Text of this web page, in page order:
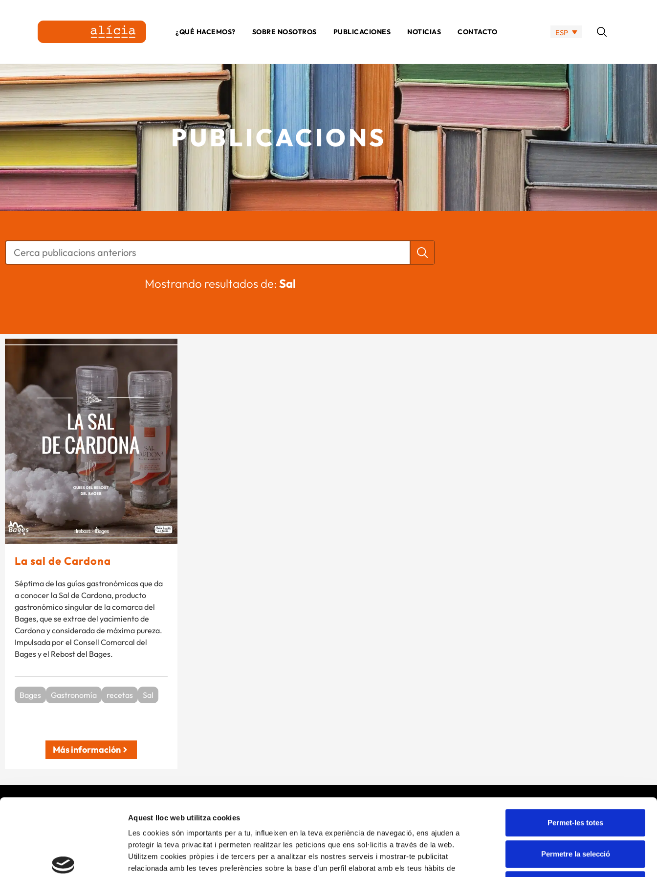
Aquest lloc web utilitza cookies
Les cookies són importants per a tu, influeixen en la teva experiència de navegació, ens ajuden a
protegir la teva privacitat i permeten realitzar les peticions que ens sol·licitis a través de la web.
Utilitzem cookies pròpies i de tercers per a analitzar els nostres serveis i mostrar-te publicitat
relacionada amb les teves preferències sobre la base d’un perfil elaborat amb els teus hàbits de
Permet-les totes
Permetre la selecció
¿QUÉ HACEMOS? SOBRE NOSOTROS PUBLICACIONES NOTICIAS CONTACTO ESP
PUBLICACIONS
Mostrando resultados de: Sal
La sal de Cardona
Séptima de las guías gastronómicas que da
a conocer la Sal de Cardona, producto
gastronómico singular de la comarca del
Bages, que se extrae del yacimiento de
Cardona y considerada de máxima pureza.
Impulsada por el Consell Comarcal del
Bages y el Rebost del Bages.
Bages Gastronomía recetas Sal
Más información
¿Qué hacemos?
Alícia Salud
Alícia Territorio
Quienes somos
Publicaciones
Noticias
Aviso legal
Política de cookies
Política de privacidad